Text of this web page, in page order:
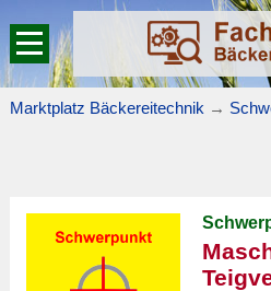
Marktplatz Bäckereitechnik →